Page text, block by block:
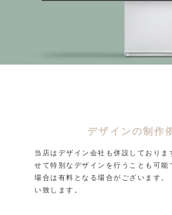
デザインの制作
当店はデザイン会社も併設しておりま
せて特別なデザインを行うことも可能
場合は有料となる場合がございます。
い致します。